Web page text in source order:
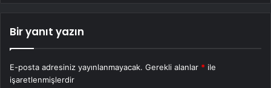
Bir yanıt yazın
E-posta adresiniz yayınlanmayacak. Gerekli alanlar * ile
işaretlenmişlerdir